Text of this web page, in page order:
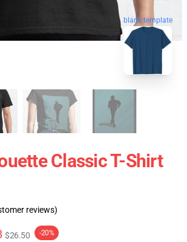
blank template
Classic T-Shirt
reviews)
$26.50 -20%